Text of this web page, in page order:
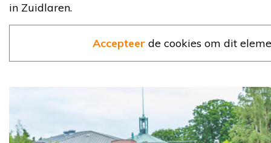
in Zuidlaren.
Accepteer de cookies om dit